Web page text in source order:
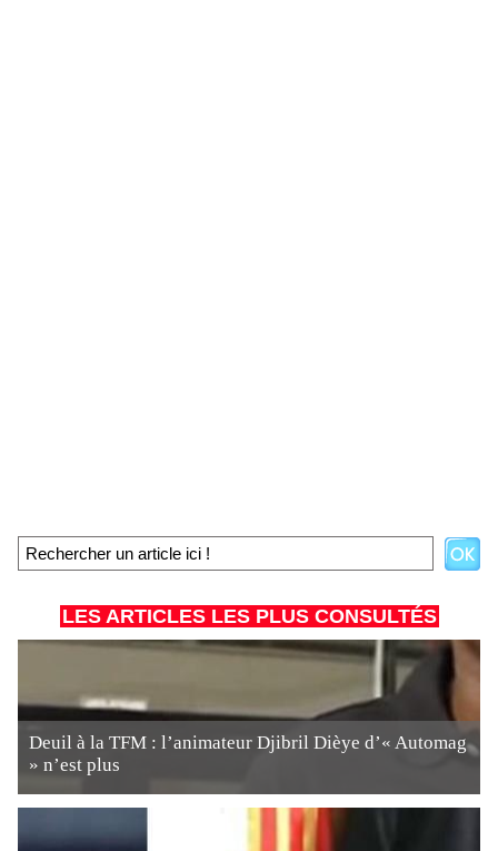
LES ARTICLES LES PLUS CONSULTÉS
Deuil à la TFM : l’animateur Djibril Dièye d’« Automag
» n’est plus